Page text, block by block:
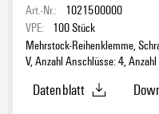
Art.-Nr.:
1021500000
VPE:
100Stück
Mehrstock-Reihenklemme,
V, Anzahl Anschlüsse: 4,
Datenblatt